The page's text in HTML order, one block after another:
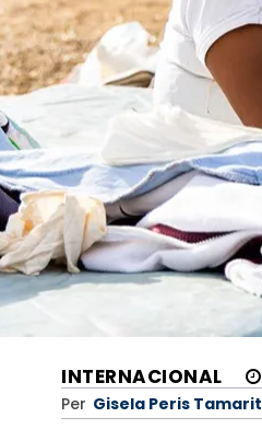
INTERNACIONAL
Per Gisela Peris Tamarit